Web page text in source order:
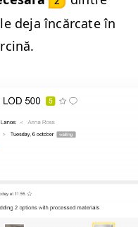
deja încăr­cate în